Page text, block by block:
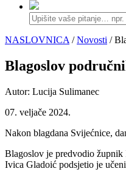
NASLOVNICA /Novosti /
Blagoslov
Autor: Lucija Sulimanec
07. veljače 2024.
Nakon blagdana Svijećnice,
Blagoslov je predvodio
Ivica Gladoić podsjetio je